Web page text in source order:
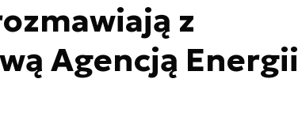
z
Agencją Energii